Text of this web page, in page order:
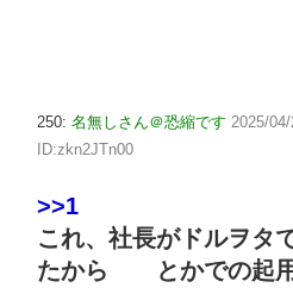
250: 名無しさん＠恐縮です 2025/
ID:zkn2JTn00
>>1
これ、社長がドルヲタ
たから とかでの起用